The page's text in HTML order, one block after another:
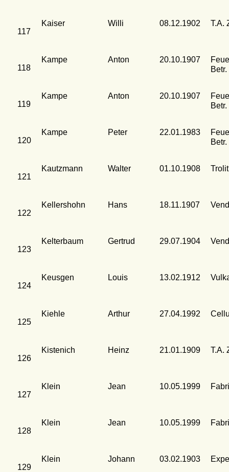
117
Kaiser Willi 08.12.1902 T.A.
118
Kampe Anton 20.10.1907
Betr.
119
Kampe Anton 20.10.1907
Betr.
120
Kampe Peter 22.01.1983
Betr.
121
Kautzmann Walter 01.10.1908
122
Kellershohn Hans 18.11.1907
123
Kelterbaum Gertrud 29.07.1904
124
Keusgen Louis 13.02.1912
125
Kiehle Arthur 27.04.1992
126
Kistenich Heinz 21.01.1909 T.A.
127
Klein Jean 10.05.1999
128
Klein Jean 10.05.1999
129
Klein Johann 03.02.1903